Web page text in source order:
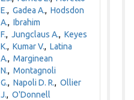
E.,Gadea A.,Hodsdon
A.,Ibrahim
F.,Jungclaus A.,Keyes
K.,Kumar V.,Latina
A.,Marginean
N.,Montagnoli
G.,Napoli D. R.,Ollier
J.,O'Donnell